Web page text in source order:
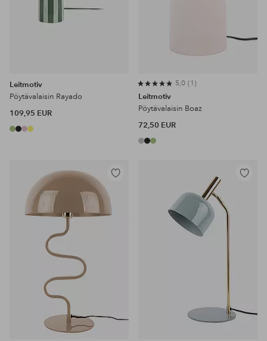
Leitmotiv
Pöytävalaisin Rayado
109,95 EUR
5,0 1
Leitmotiv
Pöytävalaisin Boaz
72,50 EUR
Lisää
Lisää